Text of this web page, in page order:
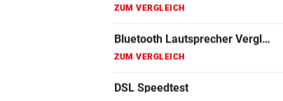
Gaming Laptop Vergleich
Grafikkarten Vergleich